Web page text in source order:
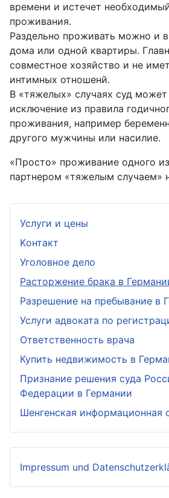
Услуги и цены
Kонтакт
Уголовное дело
Расторжение брака в
Разрешение на пребывание в
Услуги адвоката по
Ответственность врача
Купить недвижимость в
Признание решения суда
Федерации в Германии
Шенгенская информационная
времени и истечет
проживания.
Раздельно проживать можно и
дома или одной квартиры.
совместное хозяйство и не
интимных отношенй.
В «тяжелых» случаях суд может
исключение из правила
проживания, например
другого мужчины или насилие.
«Просто» проживание одного
партнером «тяжелым случаем»
Impressum und